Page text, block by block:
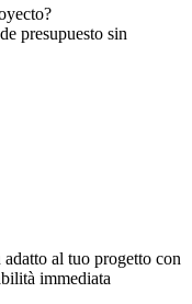
presupuesto sin
al tuo progetto con
immediata